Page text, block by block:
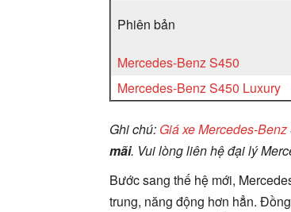
Phiên bản
Mercedes-Benz S450
Mercedes-Benz S450 Luxury
Ghi chú: Giá xe Mercedes-Benz
mãi. Vui lòng liên hệ đại lý
Bước sang thế hệ mới,
trung, năng động hơn hẳn.